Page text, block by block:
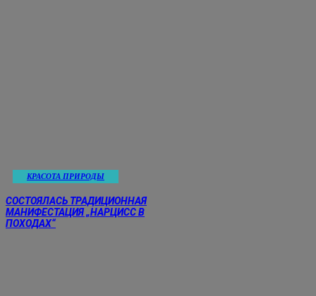
КРАСОТА ПРИРОДЫ
СОСТОЯЛАСЬ ТРАДИЦИОННАЯ
МАНИФЕСТАЦИЯ „НАРЦИСС В
ПОХОДАХ“